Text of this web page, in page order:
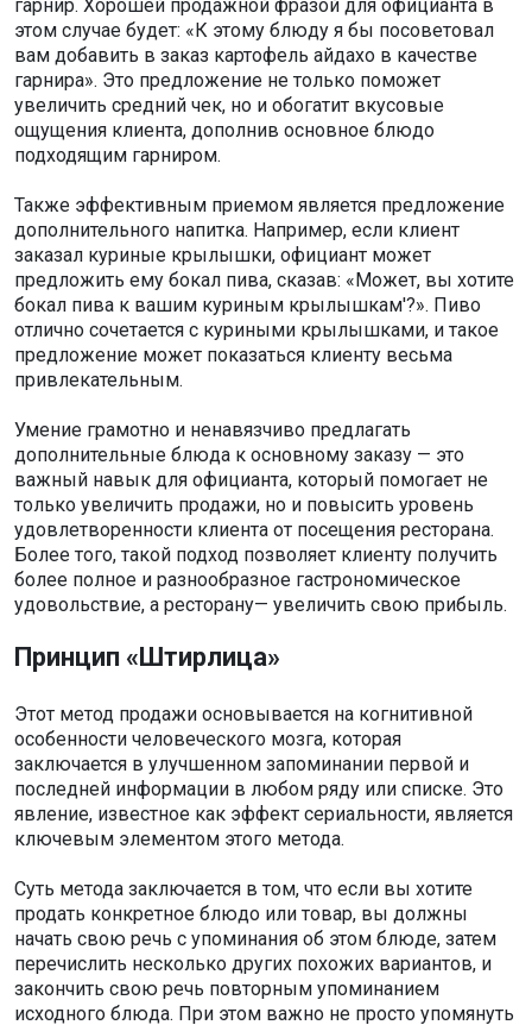
гарнир. Хорошей продажной фразой для официанта в
этом случае будет: «К этому блюду я бы посоветовал
вам добавить в заказ картофель айдахо в качестве
гарнира». Это предложение не только поможет
увеличить средний чек, но и обогатит вкусовые
ощущения клиента, дополнив основное блюдо
подходящим гарниром.
Также эффективным приемом является предложение
дополнительного напитка. Например, если клиент
заказал куриные крылышки, официант может
предложить ему бокал пива, сказав: «Может, вы хотите
бокал пива к вашим куриным крылышкам'?». Пиво
отлично сочетается с куриными крылышками, и такое
предложение может показаться клиенту весьма
привлекательным.
Умение грамотно и ненавязчиво предлагать
дополнительные блюда к основному заказу — это
важный навык для официанта, который помогает не
только увеличить продажи, но и повысить уровень
удовлетворенности клиента от посещения ресторана.
Более того, такой подход позволяет клиенту получить
более полное и разнообразное гастрономическое
удовольствие, а ресторану— увеличить свою прибыль.
Принцип «Штирлица»
Этот метод продажи основывается на когнитивной
особенности человеческого мозга, которая
заключается в улучшенном запоминании первой и
последней информации в любом ряду или списке. Это
явление, известное как эффект сериальности, является
ключевым элементом этого метода.
Суть метода заключается в том, что если вы хотите
продать конкретное блюдо или товар, вы должны
начать свою речь с упоминания об этом блюде, затем
перечислить несколько других похожих вариантов, и
закончить свою речь повторным упоминанием
исходного блюда. При этом важно не просто упомянуть